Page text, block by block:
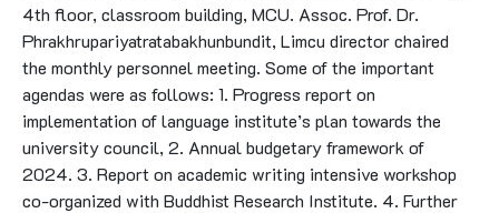
4th floor, classroom building, MCU. Assoc. Prof. Dr.
Phrakhrupariyatratabakhunbundit, Limcu director chaired
the monthly personnel meeting. Some of the important
agendas were as follows: 1. Progress report on
implementation of language institute’s plan towards the
university council, 2. Annual budgetary framework of
2024. 3. Report on academic writing intensive workshop
co-organized with Buddhist Research Institute. 4. Further